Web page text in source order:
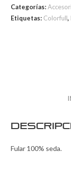
Categorías:
Etiquetas: Colorfull,
Fular 100% seda.